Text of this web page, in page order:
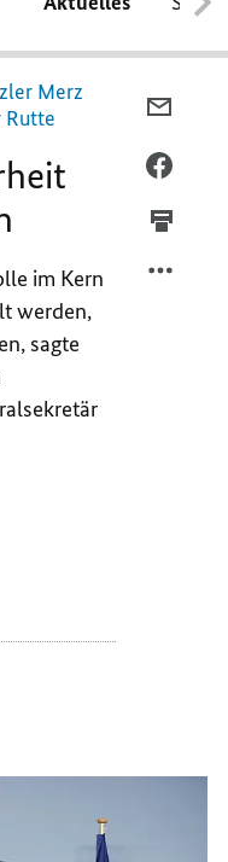
Merz
Rutte
im Kern
werden,
sagte